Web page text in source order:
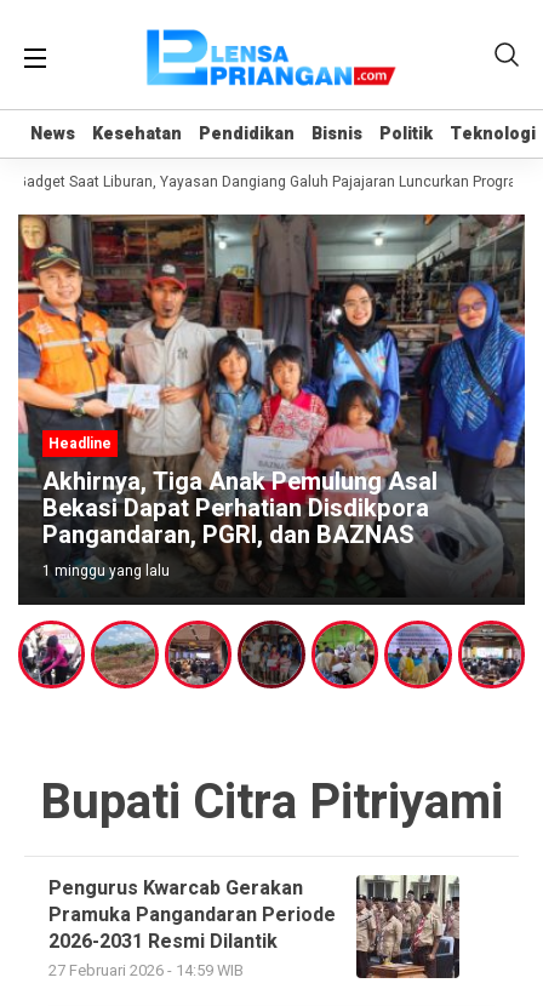
News Kesehatan Pendidikan Bisnis Politik Teknologi
News Kesehatan Pendidikan Bisnis Politik Teknologi
Gadget Saat Liburan, Yayasan Dangiang Galuh Pajajaran Luncurkan Program
Headline
Akhirnya, Tiga Anak Pemulung Asal
Bekasi Dapat Perhatian Disdikpora
Pangandaran, PGRI, dan BAZNAS
1 minggu yang lalu
Bupati Citra Pitriyami
Pengurus Kwarcab Gerakan
Pramuka Pangandaran Periode
2026-2031 Resmi Dilantik
27 Februari 2026 - 14:59 WIB